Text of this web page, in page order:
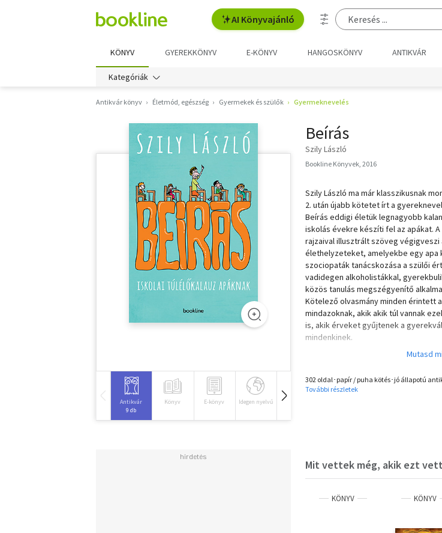
AI Könyvajánló
KÖNYV GYEREKKÖNYV E-KÖNYV HANGOSKÖNYV ANTIKVÁR
Kategóriák
Antikvár könyv Életmód, egészség Gyermekek és szülők Gyermeknevelés
Antikvár
9 db
Könyv E-könyv Idegen nyelvű Hangoskönyv
Beírás
Szily László
Bookline Könyvek, 2016
Szily László ma már klasszikusnak
2. után újabb kötetet írt a
Beírás eddigi életük legnagyobb
iskolás évekre készíti fel az apákat.
rajzaival illusztrált szöveg
élethelyzeteket, amelyekbe egy apa
szociopaták tanácskozása a szülői
vadidegen alkoholistákkal,
közös tanulás megszégyenítő
Kötelező olvasmány minden érintett
mindazoknak, akik akik túl vannak
is, akik érveket gyűjtenek a
mindenkinek.
széthullik, és akkora tragédia szakad
302 oldal･papír / puha kötés･jó állapotú
További részletek
Mit vettek még, akik ezt
KÖNYV KÖNYV